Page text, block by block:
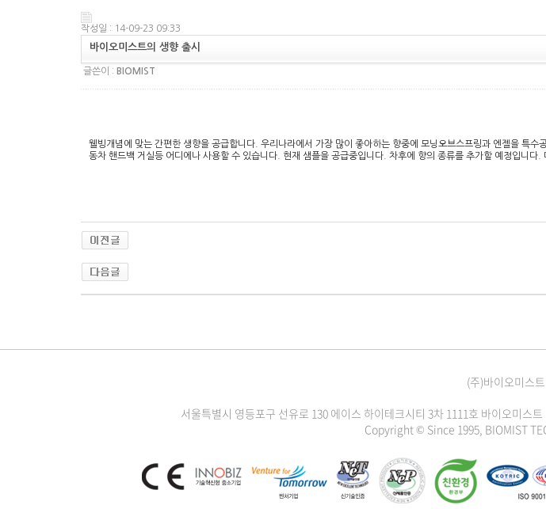
작성일 : 14-09-23 09:33
바이오미스트의 생향 출시
글쓴이 : BIOMIST
웰빙개념에 맞는 간편한 생향을 공급합니다. 우리나라에서 가장 많이 좋아하는 향중에 모닝오브스프링과 엔젤을 특
동차 핸드백 거실등 어디에나 사용할 수 있습니다. 현재 샘플을 공급중입니다. 차후에 향의 종류를 추가할 예정입니다
(주)바이오미스
서울특별시 영등포구 선유로 130 에이스 하이테크시티 3차 1111호 바이오미
Copyright © Since 1995, BIOMIST